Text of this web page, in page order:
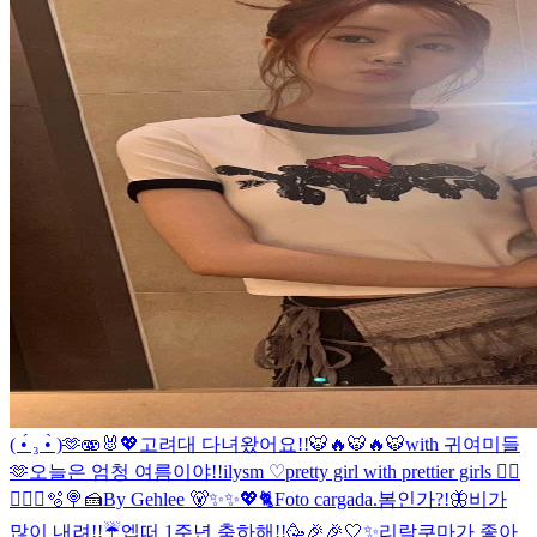
( •́ ₃ •̀ )🫶🫨🐰💖 고려대 다녀왔어요!!🐯🔥🐯🔥🐯with 귀여미들
🫶오늘은 엄청 여름이야!!ilysm ♡pretty girl with prettier girls 😮‍💨
🧑‍🍳🐰🫧🍭🍰By Gehlee 🐻✨✨💖🐈Foto cargada.봄인가?!🦋비가
많이 내려!!☔️엡떠 1주년 축하해!!🥳🎉🎉🤍✨리락쿠마가 좋아